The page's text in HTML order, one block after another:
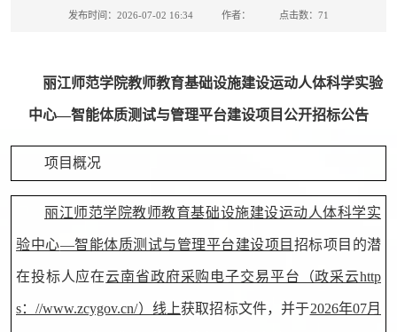
发布时间：2026-07-02 16:34 作者： 点击数： 71
丽江师范学院教师教育基础设施建设运动人体科学实验
中心—智能体质测试与管理平台建设项目 公开招标公告
项目概况
丽江师范学院教师教育基础设施建设运动人体科学实
验中心—智能体质测试与管理平台建设项目 招标项目的潜
在投标人应在云南省政府采购电子交易平台（政采云http
s：//www.zcygov.cn/）线上获取招标文件，并于2026年07月